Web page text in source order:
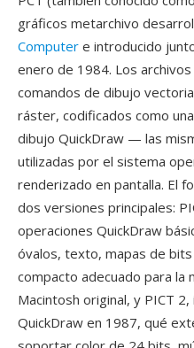
gráficos metarchivo
Computer e introducido
enero de 1984. Los
comandos de dibujo
ráster, codificados como
dibujo QuickDraw — las
utilizadas por el sistema
renderizado en pantalla. El
dos versiones principales:
operaciones QuickDraw
óvalos, texto, mapas de
compacto adecuado para la
Macintosh original, y PICT
QuickDraw en 1987, qué